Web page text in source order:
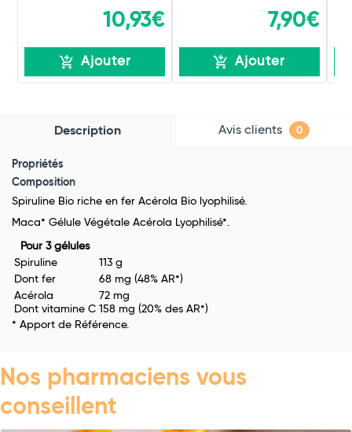
10,93€
Ajouter
7,90€
Ajouter
Description Avis clients 0
Propriétés
Composition
Spiruline Bio riche en fer Acérola Bio lyophilisé.
Maca* Gélule Végétale Acérola Lyophilisé*.
Pour 3 gélules
Spiruline
113 g
Dont fer
68 mg (48% AR*)
Acérola
Dont vitamine C
72 mg
158 mg (20% des AR*)
* Apport de Référence.
Nos pharmaciens vous
conseillent